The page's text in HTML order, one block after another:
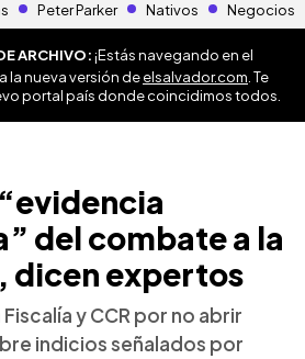
Peter Parker Nativos Negocios
ARCHIVO:¡Estás navegando en el
la nueva versión deelsalvador.com . Te
portal país donde coincidimos todos.
del combate a la
dicen expertos
y CCR por no abrir
indicios señalados por